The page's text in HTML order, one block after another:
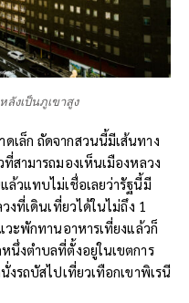
ลังเป็นภูเขาสูง
ล็ก ถัดจากสวนนี้มีเส้นทาง
สามารถมองเห็นเมืองหลวง
วแทบไม่เชื่อเลยว่ารัฐนี้มี
งที่เดินเที่ยวได้ในไม่ถึง 1
วะพักทานอาหารเที่ยงแล้วก็
นึ่งตำบลที่ตั้งอยู่ในเขตการ
รถบัสไปเที่ยวเทือกเขาพิเรนี